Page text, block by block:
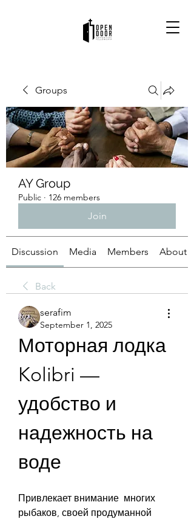
Groups
AY Group
Public · 126 members
Join
Discussion Media Members About
Back
serafim
September 1, 2025
Моторная лодка
Kolibri —
удобство и
надежность на
воде
Привлекает внимание  многих
рыбаков, своей продуманной